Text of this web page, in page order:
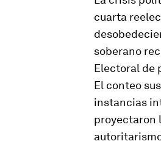
cuarta
soberano
Electoral de
El conteo
instancias
proyectaron